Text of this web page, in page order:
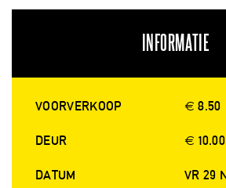
INFORMATIE
VOORVERKOOP € 8.50
DEUR € 10.00
DATUM VR 29